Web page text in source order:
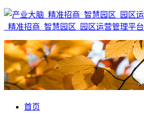
_精准招商_智慧园区_园区运营管理平台
首页